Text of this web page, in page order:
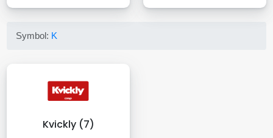
Symbol: K
Kvickly (7)